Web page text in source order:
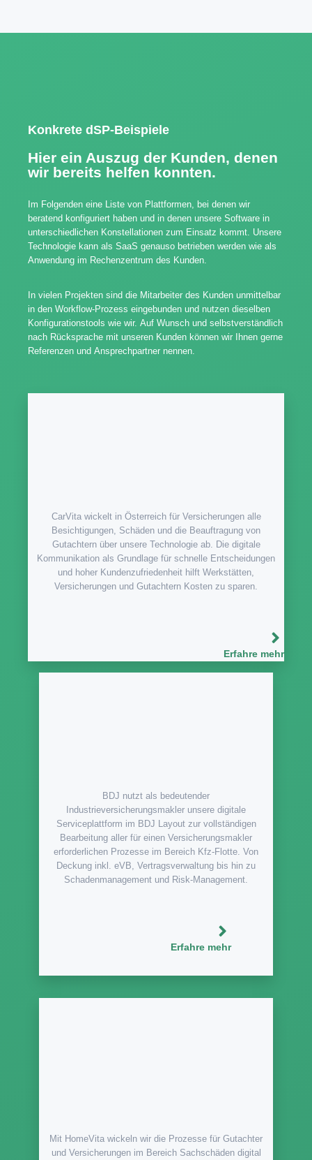
Konkrete dSP-Beispiele
Hier ein Auszug der Kunden, denen
wir bereits helfen konnten.
Im Folgenden eine Liste von Plattformen, bei denen wir
beratend konfiguriert haben und in denen unsere Software in
unterschiedlichen Konstellationen zum Einsatz kommt. Unsere
Technologie kann als SaaS genauso betrieben werden wie als
Anwendung im Rechenzentrum des Kunden.
In vielen Projekten sind die Mitarbeiter des Kunden unmittelbar
in den Workflow-Prozess eingebunden und nutzen dieselben
Konfigurationstools wie wir. Auf Wunsch und selbstverständlich
nach Rücksprache mit unseren Kunden können wir Ihnen gerne
Referenzen und Ansprechpartner nennen.
CarVita wickelt in Österreich für Versicherungen alle
Besichtigungen, Schäden und die Beauftragung von
Gutachtern über unsere Technologie ab. Die digitale
Kommunikation als Grundlage für schnelle Entscheidungen
und hoher Kundenzufriedenheit hilft Werkstätten,
Versicherungen und Gutachtern Kosten zu sparen.
Erfahre mehr
BDJ nutzt als bedeutender
Industrieversicherungsmakler unsere digitale
Serviceplattform im BDJ Layout zur vollständigen
Bearbeitung aller für einen Versicherungsmakler
erforderlichen Prozesse im Bereich Kfz-Flotte. Von
Deckung inkl. eVB, Vertragsverwaltung bis hin zu
Schadenmanagement und Risk-Management.
Erfahre mehr
Mit HomeVita wickeln wir die Prozesse für Gutachter
und Versicherungen im Bereich Sachschäden digital